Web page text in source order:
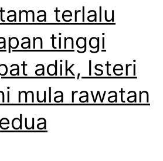
terlalu
tinggi
adik, Isteri
mula rawatan